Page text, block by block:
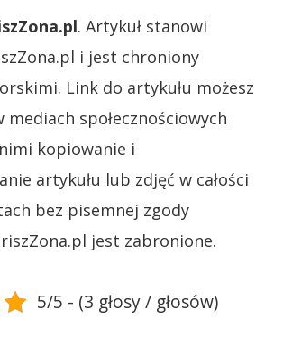
. Artykuł stanowi
i jest chroniony
Link do artykułu możesz
społecznościowych
kopiowanie i
artykułu lub zdjęć w całości
bez pisemnej zgody
jest zabronione.
5/5 - (3 głosy / głosów)